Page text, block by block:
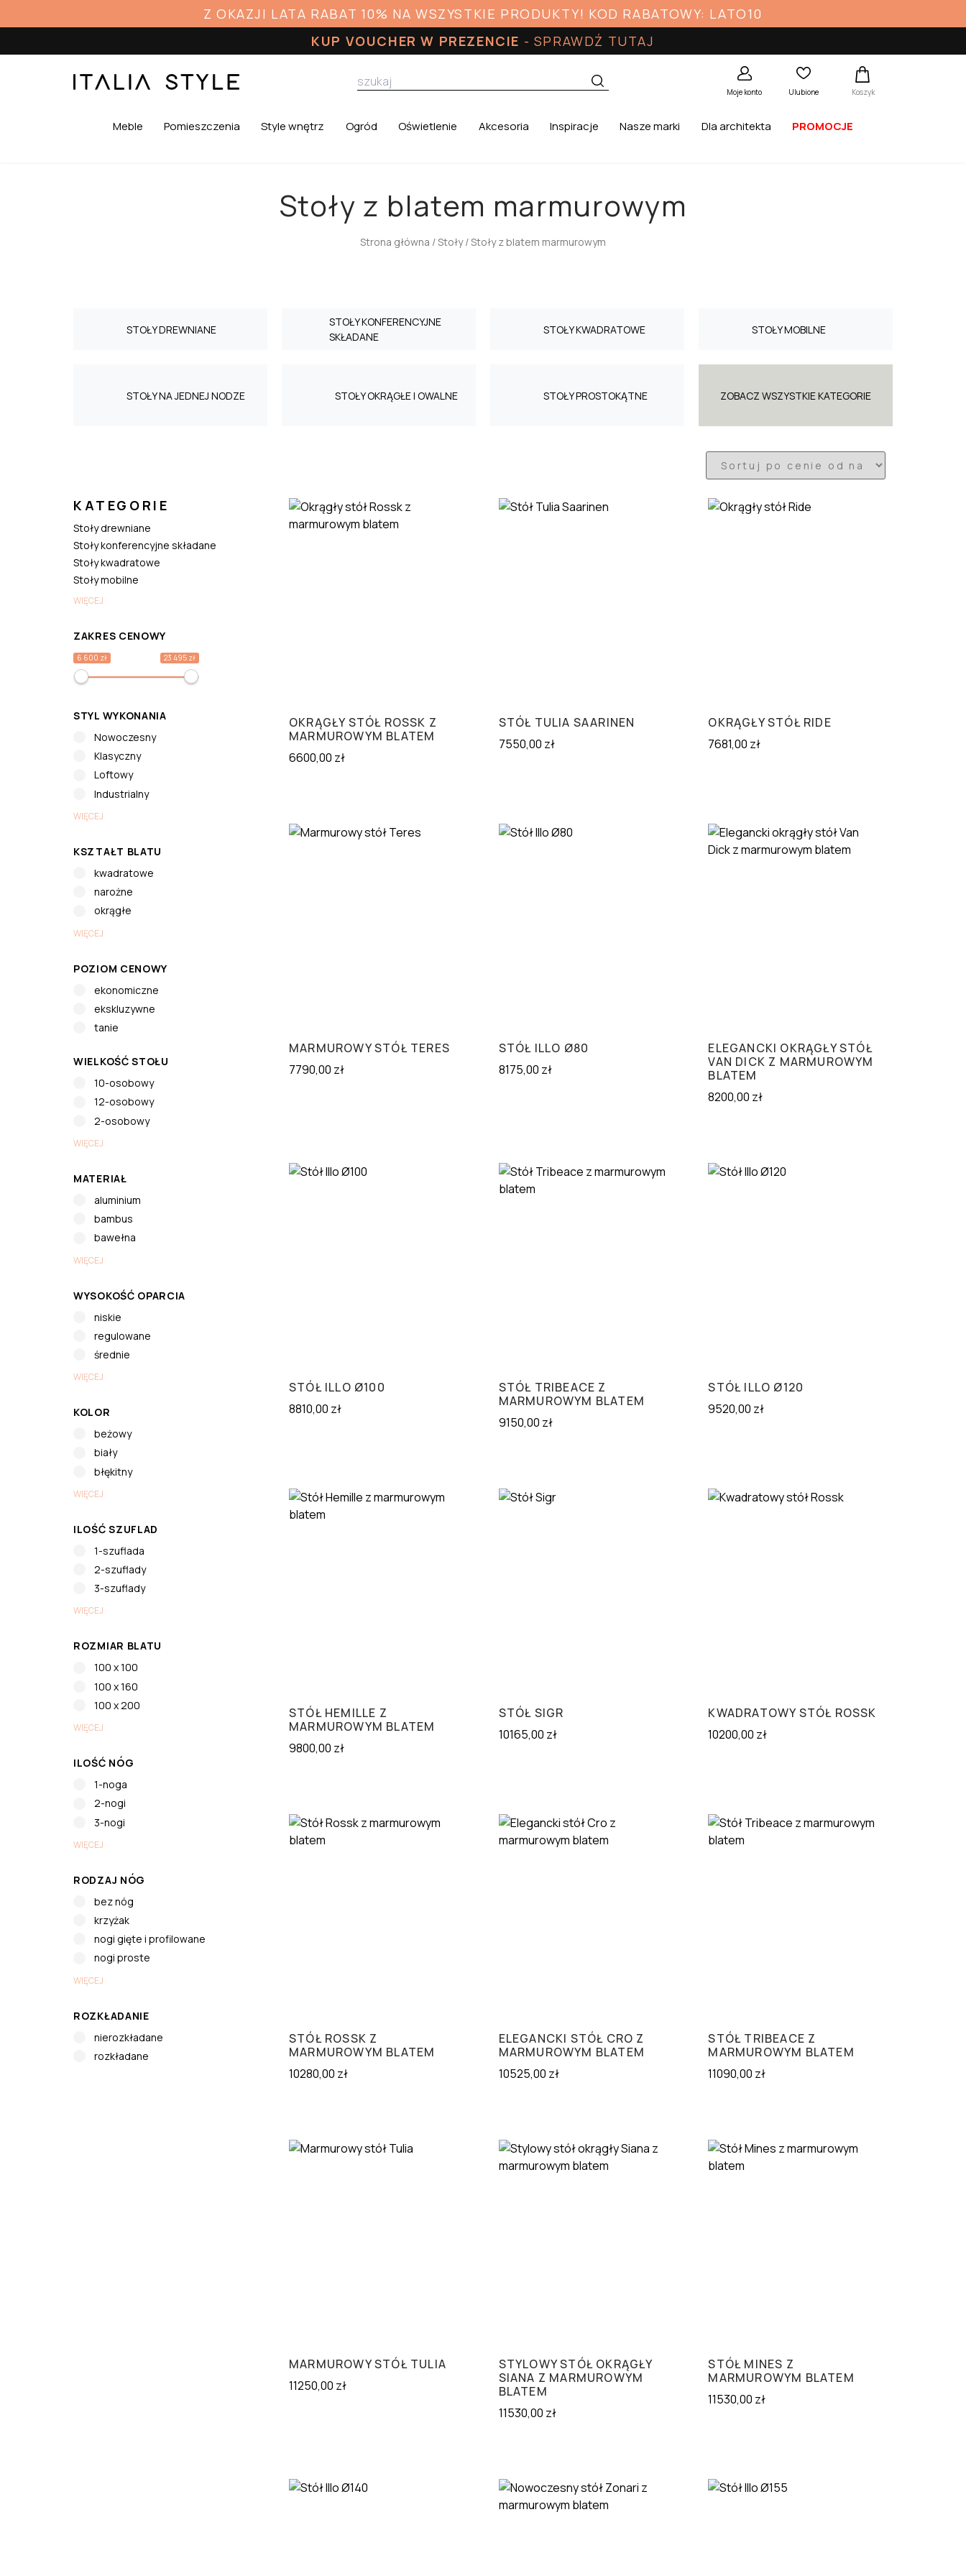
Z OKAZJI LATA RABAT 10% NA WSZYSTKIE PRODUKTY! KOD RABATOWY: LATO10
KUP VOUCHER W PREZENCIE - SPRAWDŹ TUTAJ
Moje konto Ulubione Koszyk
Meble Pomieszczenia Style wnętrz Ogród Oświetlenie Akcesoria Inspiracje Nasze marki Dla architekta PROMOCJE
Stoły z blatem marmurowym
Strona główna /Stoły/ Stoły z blatem marmurowym
STOŁY DREWNIANE
STOŁY KONFERENCYJNE
SKŁADANE
STOŁY KWADRATOWE STOŁY MOBILNE
STOŁY NA JEDNEJ NODZE STOŁY OKRĄGŁE I OWALNE STOŁY PROSTOKĄTNE ZOBACZ WSZYSTKIE KATEGORIE
KATEGORIE
Stoły drewniane
Stoły konferencyjne składane
Stoły kwadratowe
Stoły mobilne
WIĘCEJ
ZAKRES CENOWY
6 600 zł 23 495 zł
STYL WYKONANIA
Nowoczesny
Klasyczny
Loftowy
Industrialny
WIĘCEJ
KSZTAŁT BLATU
kwadratowe
narożne
okrągłe
WIĘCEJ
POZIOM CENOWY
ekonomiczne
ekskluzywne
tanie
WIELKOŚĆ STOŁU
10-osobowy
12-osobowy
2-osobowy
WIĘCEJ
MATERIAŁ
aluminium
bambus
bawełna
WIĘCEJ
WYSOKOŚĆ OPARCIA
niskie
regulowane
średnie
WIĘCEJ
KOLOR
beżowy
biały
błękitny
WIĘCEJ
ILOŚĆ SZUFLAD
1-szuflada
2-szuflady
3-szuflady
WIĘCEJ
ROZMIAR BLATU
100 x 100
100 x 160
100 x 200
WIĘCEJ
ILOŚĆ NÓG
1-noga
2-nogi
3-nogi
WIĘCEJ
RODZAJ NÓG
bez nóg
krzyżak
nogi gięte i profilowane
nogi proste
WIĘCEJ
ROZKŁADANIE
nierozkładane
rozkładane
OKRĄGŁY STÓŁ ROSSK Z
MARMUROWYM BLATEM
6600,00 zł
STÓŁ TULIA SAARINEN
7550,00 zł
OKRĄGŁY STÓŁ RIDE
7681,00 zł
MARMUROWY STÓŁ TERES
7790,00 zł
STÓŁ ILLO Ø80
8175,00 zł
ELEGANCKI OKRĄGŁY STÓŁ
VAN DICK Z MARMUROWYM
BLATEM
8200,00 zł
STÓŁ ILLO Ø100
8810,00 zł
STÓŁ TRIBEACE Z
MARMUROWYM BLATEM
9150,00 zł
STÓŁ ILLO Ø120
9520,00 zł
STÓŁ HEMILLE Z
MARMUROWYM BLATEM
9800,00 zł
STÓŁ SIGR
10165,00 zł
KWADRATOWY STÓŁ ROSSK
10200,00 zł
STÓŁ ROSSK Z
MARMUROWYM BLATEM
10280,00 zł
ELEGANCKI STÓŁ CRO Z
MARMUROWYM BLATEM
10525,00 zł
STÓŁ TRIBEACE Z
MARMUROWYM BLATEM
11090,00 zł
MARMUROWY STÓŁ TULIA
11250,00 zł
STYLOWY STÓŁ OKRĄGŁY
SIANA Z MARMUROWYM
BLATEM
11530,00 zł
STÓŁ MINES Z
MARMUROWYM BLATEM
11530,00 zł